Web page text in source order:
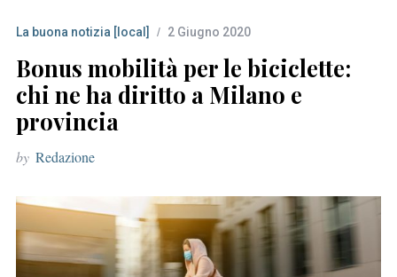
r
c
h
f
o
r
La buona notizia [local] 2 Giugno 2020
Bonus mobilità per le biciclette:
chi ne ha diritto a Milano e
provincia
by Redazione